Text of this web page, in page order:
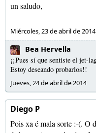
un saludo,
Miércoles, 23 de abril de 2014
Bea Hervella
¡¡Pues sí que sentiste el jet-
Estoy deseando probarlos!!
Jueves, 24 de abril de 2014
Diego P
Pois xa é mala sorte :-(. O